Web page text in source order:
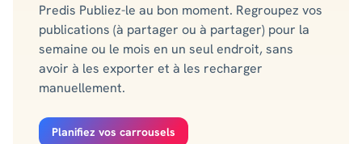
Predis Publiez-le au bon moment. Regroupez vos
publications (à partager ou à partager) pour la
semaine ou le mois en un seul endroit, sans
avoir à les exporter et à les recharger
manuellement.
Planifiez vos carrousels